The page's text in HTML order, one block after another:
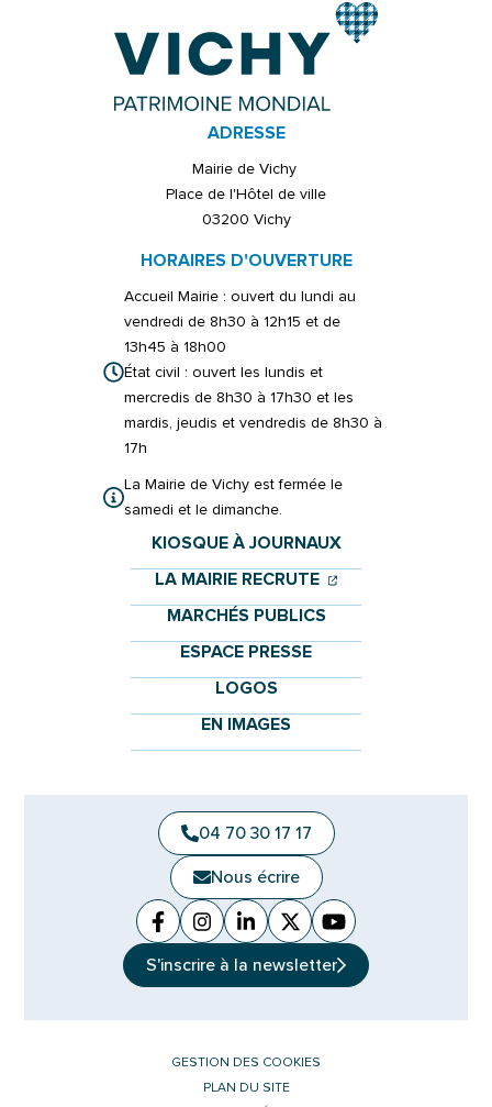
ADRESSE
Mairie de Vichy
Place de l'Hôtel de ville
03200 Vichy
HORAIRES D'OUVERTURE
Accueil Mairie : ouvert du lundi au
vendredi de 8h30 à 12h15 et de
13h45 à 18h00
État civil : ouvert les lundis et
mercredis de 8h30 à 17h30 et les
mardis, jeudis et vendredis de 8h30 à
17h
La Mairie de Vichy est fermée le
samedi et le dimanche.
KIOSQUE À JOURNAUX
LA MAIRIE RECRUTE (OUVERTURE
(OUVERTURE
MARCHÉS PUBLICS
ESPACE PRESSE
LOGOS
EN IMAGES
04 70 30 17 17
Nous écrire
Facebook
(ouverture dans un nouvel onglet)
Instagram
(ouverture dans un nouvel
Linkedin
(ouverture dans un nouvel
X (Twitter)
(ouverture dans un
YouTube
(ouverture dans
S'inscrire à la newsletter
GESTION DES COOKIES
PLAN DU SITE